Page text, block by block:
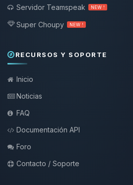
Servidor Teamspeak
NEW !
Super Choupy NEW !
RECURSOS Y SOPORTE
Inicio
Noticias
FAQ
Documentación API
Foro
Contacto / Soporte